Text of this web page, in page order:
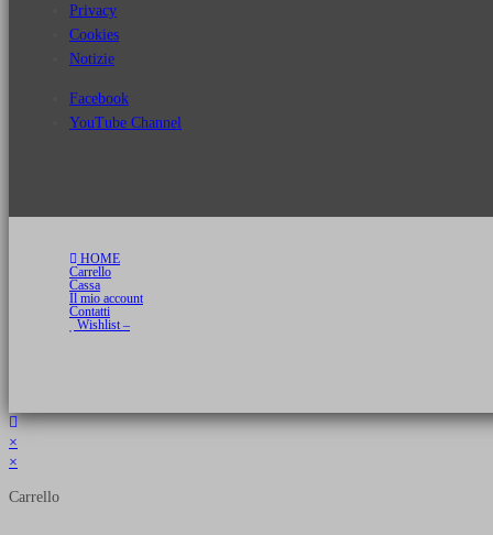
Privacy
Cookies
Notizie
Facebook
YouTube Channel
HOME
Carrello
Cassa
Il mio account
Contatti
Wishlist –
×
×
Carrello